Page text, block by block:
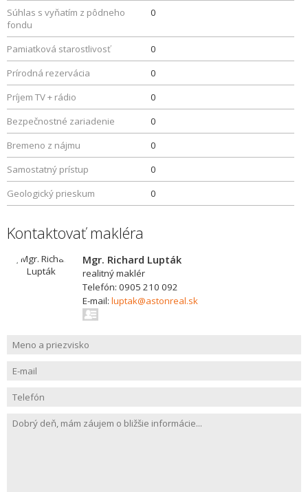
Súhlas s vyňatím z pôdneho
fondu
0
Pamiatková starostlivosť
0
Prírodná rezervácia
0
Príjem TV + rádio
0
Bezpečnostné zariadenie
0
Bremeno z nájmu
0
Samostatný prístup
0
Geologický prieskum
0
Kontaktovať makléra
Mgr. Richard Lupták
realitný maklér
Telefón: 0905 210 092
E-mail: luptak@astonreal.sk